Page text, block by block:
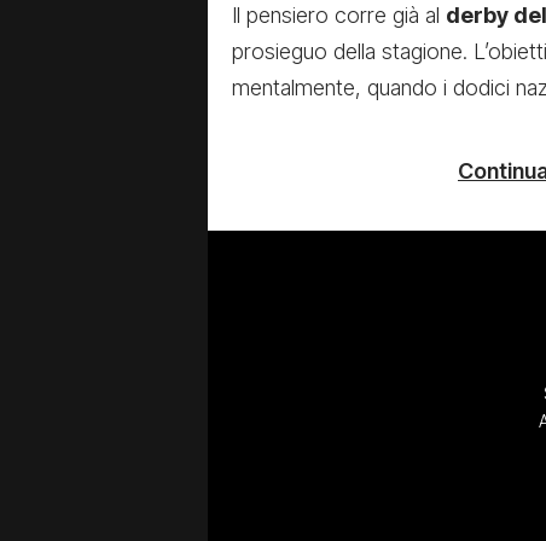
Il pensiero corre già al derby
prosieguo della stagione.
mentalmente, quando i dodici